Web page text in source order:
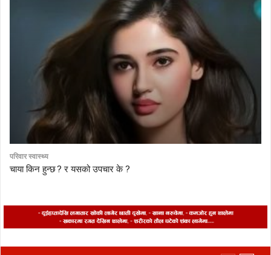
परिवार स्वास्थ्य
चाया किन हुन्छ ? र यसको उपचार के ?